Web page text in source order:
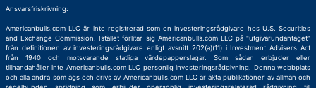
Ansvarsfriskrivning:
Americanbulls.com LLC är inte registrerad som en investeringsrådgivare hos U.S. Securities
and Exchange Commission. Istället förlitar sig Americanbulls.com LLC på "utgivarundantaget"
från definitionen av investeringsrådgivare enligt avsnitt 202(a)(11) i Investment Advisers Act
från 1940 och motsvarande statliga värdepapperslagar. Som sådan erbjuder eller
tillhandahåller inte Americanbulls.com LLC personlig investeringsrådgivning. Denna webbplats
och alla andra som ägs och drivs av Americanbulls.com LLC är äkta publikationer av allmän och